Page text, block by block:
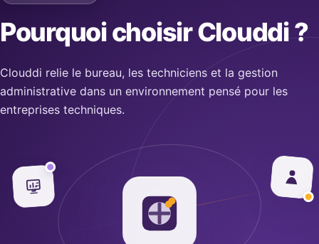
Pourquoi choisir Clouddi ?
Clouddi relie le bureau, les techniciens et la gestion
administrative dans un environnement pensé pour les
entreprises techniques.